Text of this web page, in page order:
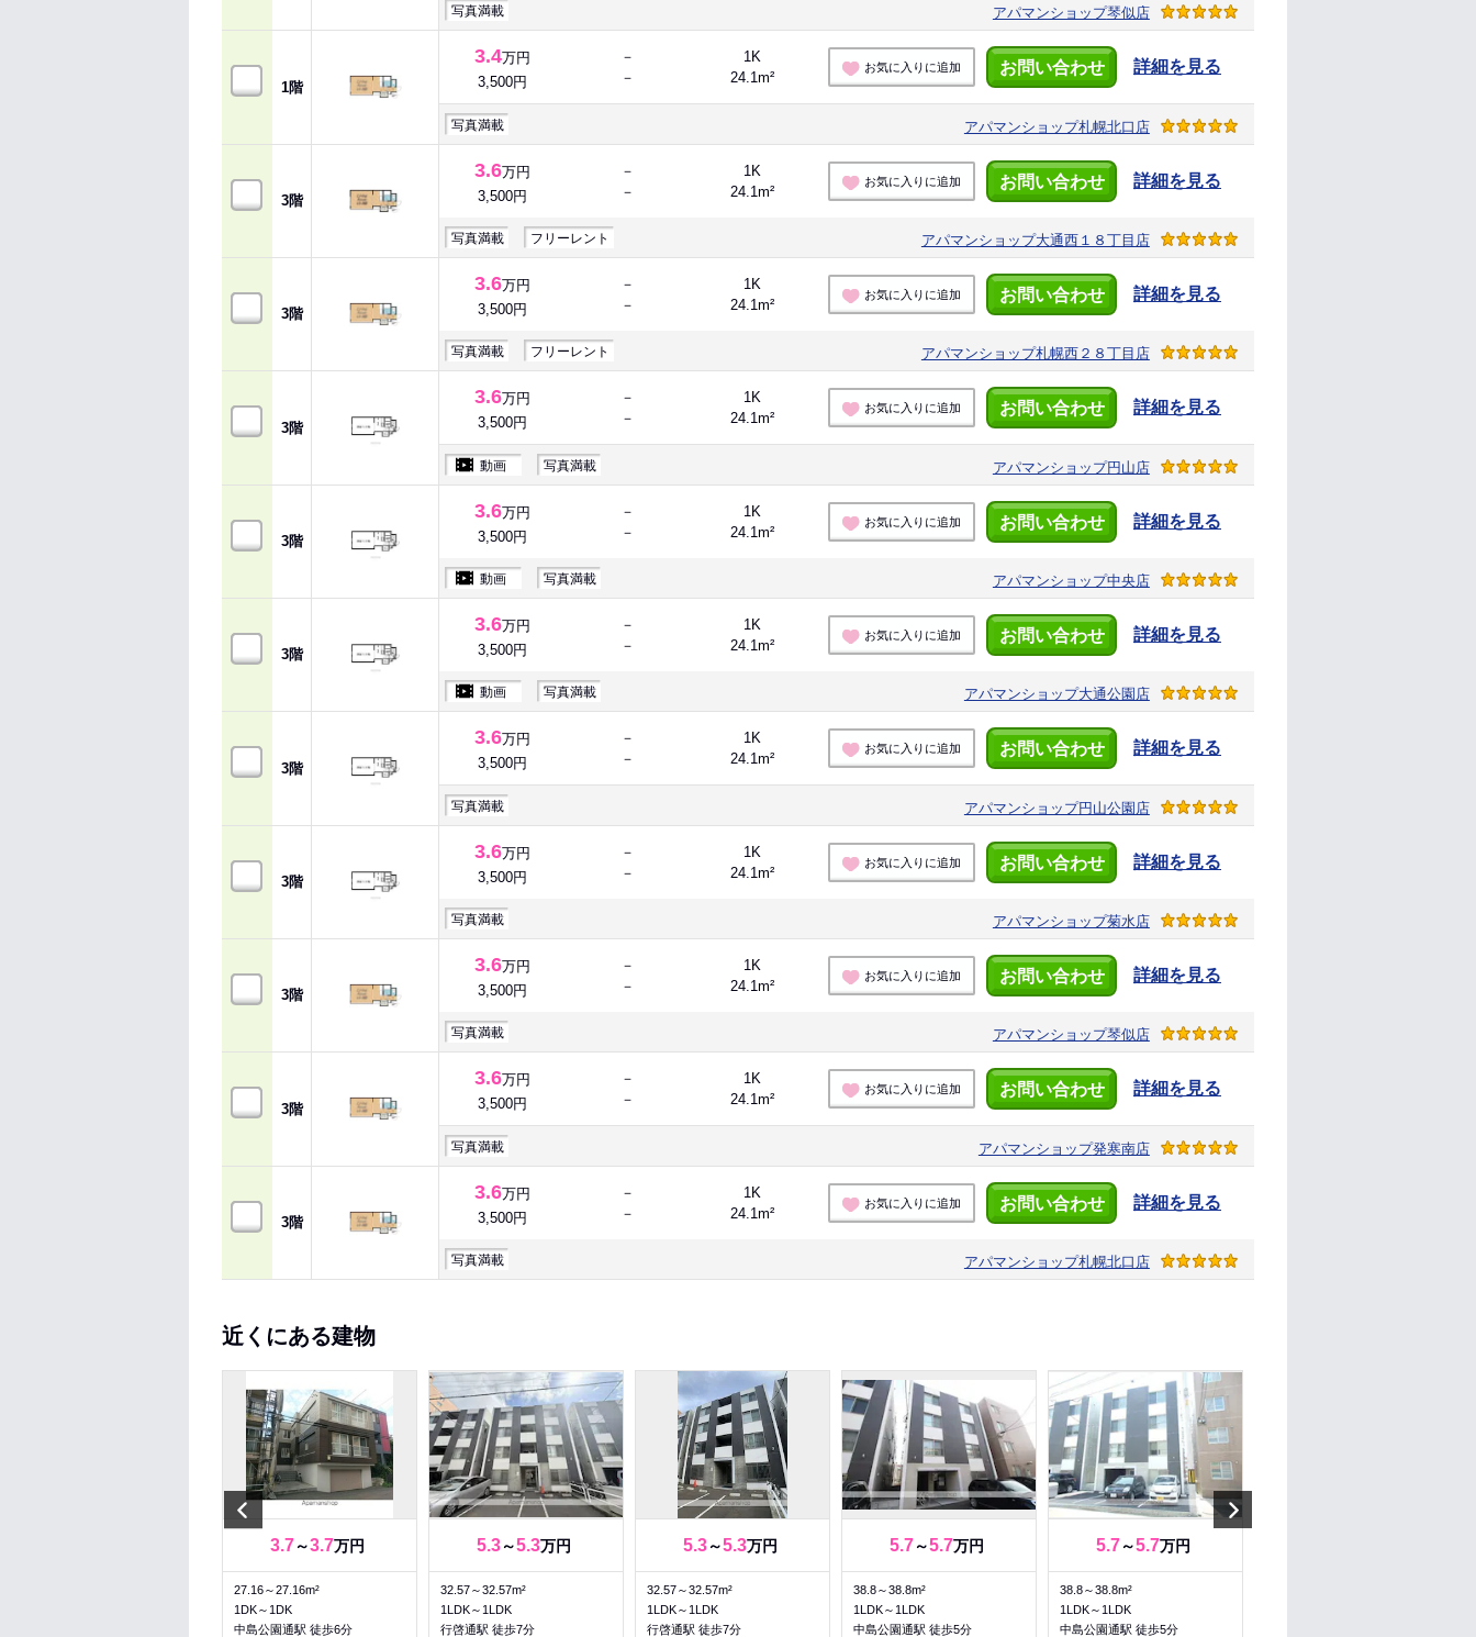
写真満載 アパマンショップ琴似店
1階
3.4万円
3,500円
－
－
1K
24.1m²
お気に入りに追加 お問い合わせ 詳細を見る
写真満載 アパマンショップ札幌北口店
3階
3.6万円
3,500円
－
－
1K
24.1m²
お気に入りに追加 お問い合わせ 詳細を見る
写真満載 フリーレント アパマンショップ大通西１８丁目店
3階
3.6万円
3,500円
－
－
1K
24.1m²
お気に入りに追加 お問い合わせ 詳細を見る
写真満載 フリーレント アパマンショップ札幌西２８丁目店
3階
3.6万円
3,500円
－
－
1K
24.1m²
お気に入りに追加 お問い合わせ 詳細を見る
動画 写真満載 アパマンショップ円山店
3階
3.6万円
3,500円
－
－
1K
24.1m²
お気に入りに追加 お問い合わせ 詳細を見る
動画 写真満載 アパマンショップ中央店
3階
3.6万円
3,500円
－
－
1K
24.1m²
お気に入りに追加 お問い合わせ 詳細を見る
動画 写真満載 アパマンショップ大通公園店
3階
3.6万円
3,500円
－
－
1K
24.1m²
お気に入りに追加 お問い合わせ 詳細を見る
写真満載 アパマンショップ円山公園店
3階
3.6万円
3,500円
－
－
1K
24.1m²
お気に入りに追加 お問い合わせ 詳細を見る
写真満載 アパマンショップ菊水店
3階
3.6万円
3,500円
－
－
1K
24.1m²
お気に入りに追加 お問い合わせ 詳細を見る
写真満載 アパマンショップ琴似店
3階
3.6万円
3,500円
－
－
1K
24.1m²
お気に入りに追加 お問い合わせ 詳細を見る
写真満載 アパマンショップ発寒南店
3階
3.6万円
3,500円
－
－
1K
24.1m²
お気に入りに追加 お問い合わせ 詳細を見る
写真満載 アパマンショップ札幌北口店
近くにある建物
Previous
3.7～3.7万円
27.16～27.16m²
1DK～1DK
中島公園通駅 徒歩6分
5.3～5.3万円
32.57～32.57m²
1LDK～1LDK
行啓通駅 徒歩7分
5.3～5.3万円
32.57～32.57m²
1LDK～1LDK
行啓通駅 徒歩7分
5.7～5.7万円
38.8～38.8m²
1LDK～1LDK
中島公園通駅 徒歩5分
5.7～5.7万円
38.8～38.8m²
1LDK～1LDK
中島公園通駅 徒歩5分